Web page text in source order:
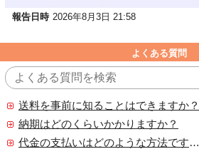
報告日時 2026年8月3日 21:58
よくある質問
送料を事前に知ることはできますか？
納期はどのくらいかかりますか？
代金の支払いはどのような方法ですか？